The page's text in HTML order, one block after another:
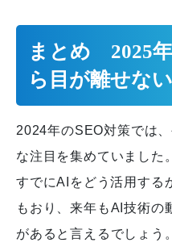
まとめ 2025
ら目が離せない
2024年のSEO対策では
な注目を集めていました。
すでにAIをどう活用する
もおり、来年もAI技術の
があると言えるでしょう。